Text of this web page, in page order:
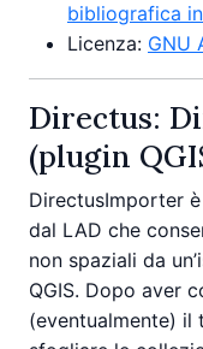
bibliografica
Licenza: GNU
Directus:
(plugin
DirectusImporter
dal LAD che
non spaziali da
QGIS. Dopo aver
(eventualmente) il